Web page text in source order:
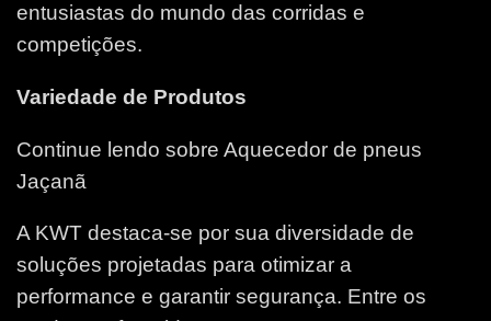
entusiastas do mundo das corridas e
competições.
Variedade de Produtos
Continue lendo sobre Aquecedor de pneus
Jaçanã
A KWT destaca-se por sua diversidade de
soluções projetadas para otimizar a
performance e garantir segurança. Entre os